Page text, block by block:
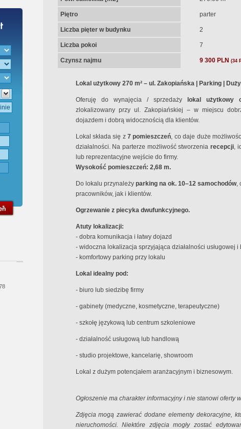
Piętro parter
Liczba pięter w budynku 2
Liczba pokoi 7
Czynsz najmu 9 300 PLN (34
Lokal użytkowy 270 m² – ul. Zakopiańska | Parking |
Oferuję do wynajęcia / sprzedaży
lokal użytkowy
zlokalizowany przy ul. Zakopiańskiej – w miejscu
dojazdem i dobrą widocznością dla klientów.
Lokal składa się z7 pomieszczeń, co daje duże
działalności. Na parterze możliwość stworzenia recepcji,
lub reprezentacyjne wejście do firmy.
Wysokość pomieszczeń: 2,68 m.
Do lokalu przynależy parking na ok. 10–12 samochodów,
pracowników, jak i klientów.
Ogrzewanie z piecyka dwufunkcyjnego.
Atuty lokalizacji:
- dobra komunikacja i łatwy dojazd
- widoczna lokalizacja sprzyjająca działalności usługowej i
- komfortowy parking przy lokalu
Lokal idealny pod:
- biuro lub siedzibę firmy
- gabinety (medyczne, kosmetyczne, terapeutyczne)
- szkołę językową lub centrum szkoleniowe
- działalność usługową lub handlową
- studio projektowe, kancelarię, showroom
Lokal z dużym potencjałem aranżacyjnym i biznesowym.
Ogłoszenie ma charakter informacyjny i nie stanowi oferty
Zdjęcia mogą zawierać dodane elementy dekoracyjne,
nieruchomości. Niektóre zdjęcia mogły zostać